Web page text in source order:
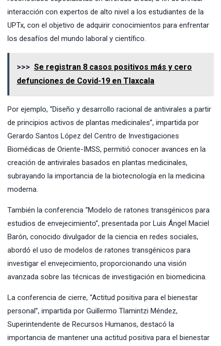
interacción con expertos de alto nivel a los estudiantes de la
UPTx, con el objetivo de adquirir conocimientos para enfrentar
los desafíos del mundo laboral y científico.
>>> Se registran 8 casos positivos más y cero
defunciones de Covid-19 en Tlaxcala
Por ejemplo, “Diseño y desarrollo racional de antivirales a partir
de principios activos de plantas medicinales”, impartida por
Gerardo Santos López del Centro de Investigaciones
Biomédicas de Oriente-IMSS, permitió conocer avances en la
creación de antivirales basados en plantas medicinales,
subrayando la importancia de la biotecnología en la medicina
moderna.
También la conferencia “Modelo de ratones transgénicos para
estudios de envejecimiento”, presentada por Luis Ángel Maciel
Barón, conocido divulgador de la ciencia en redes sociales,
abordó el uso de modelos de ratones transgénicos para
investigar el envejecimiento, proporcionando una visión
avanzada sobre las técnicas de investigación en biomedicina.
La conferencia de cierre, “Actitud positiva para el bienestar
personal”, impartida por Guillermo Tlamintzi Méndez,
Superintendente de Recursos Humanos, destacó la
importancia de mantener una actitud positiva para el bienestar